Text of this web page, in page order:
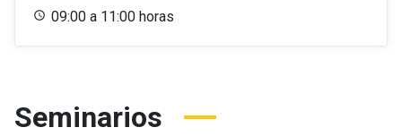
09:00 a 11:00 horas
Seminarios